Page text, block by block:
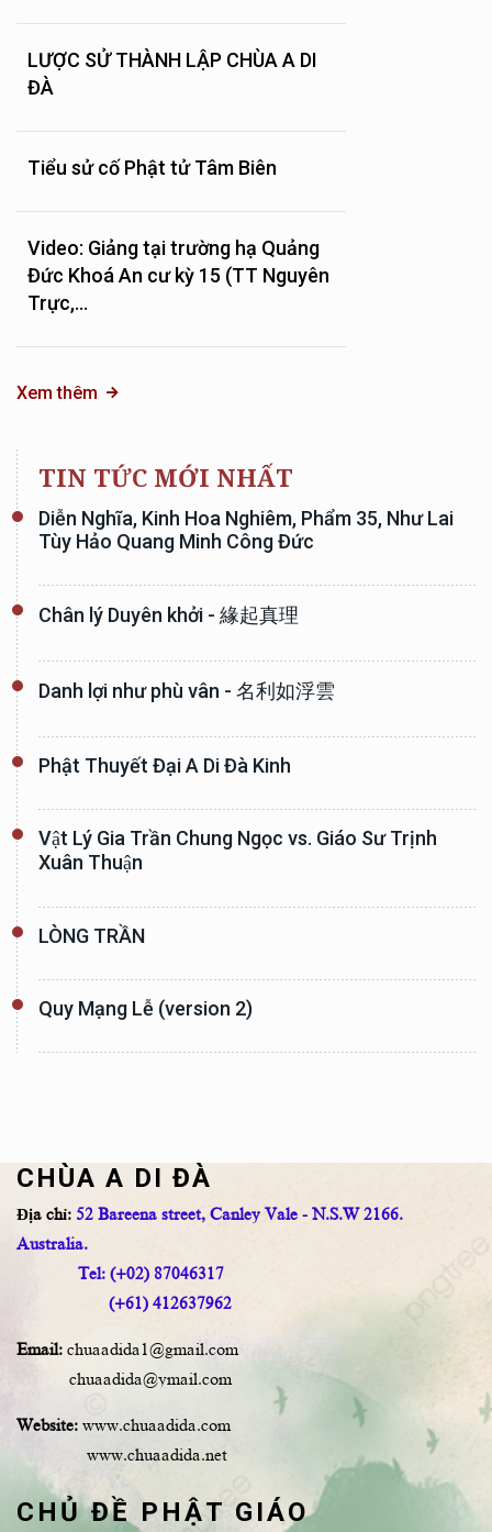
LƯỢC SỬ THÀNH LẬP CHÙA A DI
ĐÀ
Tiểu sử cố Phật tử Tâm Biên
Video: Giảng tại trường hạ Quảng
Đức Khoá An cư kỳ 15 (TT Nguyên
Trực,...
Xem thêm
TIN TỨC MỚI NHẤT
Diễn Nghĩa, Kinh Hoa Nghiêm, Phẩm 35, Như Lai
Tùy Hảo Quang Minh Công Đức
Chân lý Duyên khởi - 緣起真理
Danh lợi như phù vân - 名利如浮雲
Phật Thuyết Đại A Di Đà Kinh
Vật Lý Gia Trần Chung Ngọc vs. Giáo Sư Trịnh
Xuân Thuận
LÒNG TRẦN
Quy Mạng Lễ (version 2)
CHÙA A DI ĐÀ
Địa chỉ: 52 Bareena street, Canley Vale - N.S.W 2166.
Australia.
Tel: (+02) 87046317
(+61) 412637962
Email: chuaadida1@gmail.com
chuaadida@ymail.com
Website: www.chuaadida.com
www.chuaadida.net
CHỦ ĐỀ PHẬT GIÁO